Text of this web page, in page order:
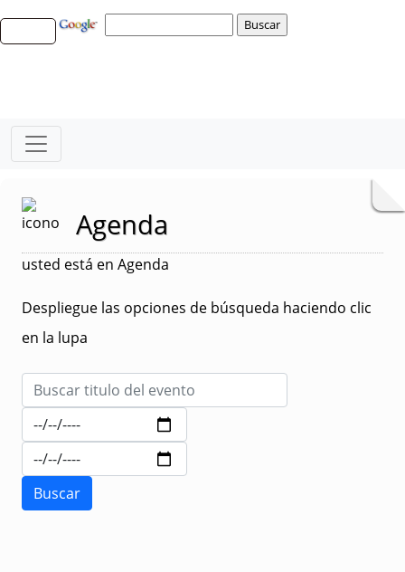
Agenda
usted está en Agenda
Despliegue las opciones de búsqueda haciendo clic
en la lupa